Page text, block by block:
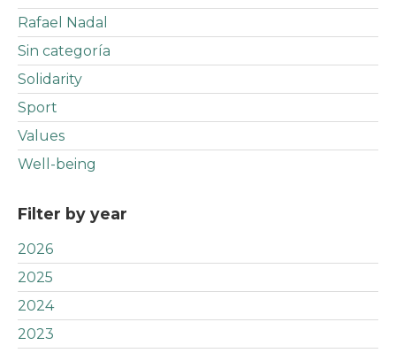
Rafael Nadal
Sin categoría
Solidarity
Sport
Values
Well-being
Filter by year
2026
2025
2024
2023